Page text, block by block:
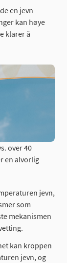
en jevn
kan høye
klarer å
over 40
en alvorlig
jevn,
som
mekanismen
kan kroppen
jevn, og